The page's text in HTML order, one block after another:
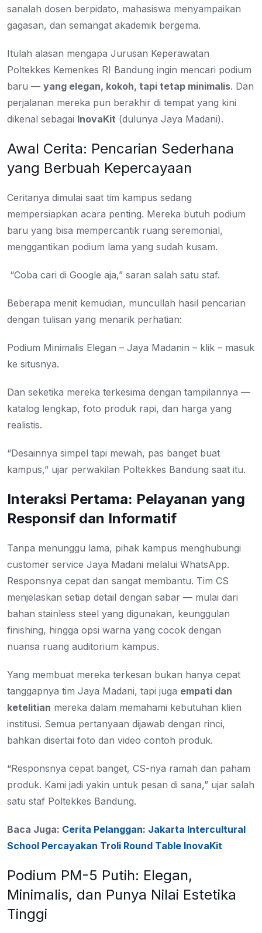
sanalah dosen berpidato, mahasiswa menyampaikan
gagasan, dan semangat akademik bergema.
Itulah alasan mengapa Jurusan Keperawatan
Poltekkes Kemenkes RI Bandung ingin mencari podium
baru — yang elegan, kokoh, tapi tetap minimalis. Dan
perjalanan mereka pun berakhir di tempat yang kini
dikenal sebagai InovaKit (dulunya Jaya Madani).
Awal Cerita: Pencarian Sederhana
yang Berbuah Kepercayaan
Ceritanya dimulai saat tim kampus sedang
mempersiapkan acara penting. Mereka butuh podium
baru yang bisa mempercantik ruang seremonial,
menggantikan podium lama yang sudah kusam.
“Coba cari di Google aja,” saran salah satu staf.
Beberapa menit kemudian, muncullah hasil pencarian
dengan tulisan yang menarik perhatian:
Podium Minimalis Elegan – Jaya Madanin – klik – masuk
ke situsnya.
Dan seketika mereka terkesima dengan tampilannya —
katalog lengkap, foto produk rapi, dan harga yang
realistis.
“Desainnya simpel tapi mewah, pas banget buat
kampus,” ujar perwakilan Poltekkes Bandung saat itu.
Interaksi Pertama: Pelayanan yang
Responsif dan Informatif
Tanpa menunggu lama, pihak kampus menghubungi
customer service Jaya Madani melalui WhatsApp.
Responsnya cepat dan sangat membantu. Tim CS
menjelaskan setiap detail dengan sabar — mulai dari
bahan stainless steel yang digunakan, keunggulan
finishing, hingga opsi warna yang cocok dengan
nuansa ruang auditorium kampus.
Yang membuat mereka terkesan bukan hanya cepat
tanggapnya tim Jaya Madani, tapi juga empati dan
ketelitian mereka dalam memahami kebutuhan klien
institusi. Semua pertanyaan dijawab dengan rinci,
bahkan disertai foto dan video contoh produk.
“Responsnya cepat banget, CS-nya ramah dan paham
produk. Kami jadi yakin untuk pesan di sana,” ujar salah
satu staf Poltekkes Bandung.
Baca Juga: Cerita Pelanggan: Jakarta Intercultural
School Percayakan Troli Round Table InovaKit
Podium PM-5 Putih: Elegan,
Minimalis, dan Punya Nilai Estetika
Tinggi